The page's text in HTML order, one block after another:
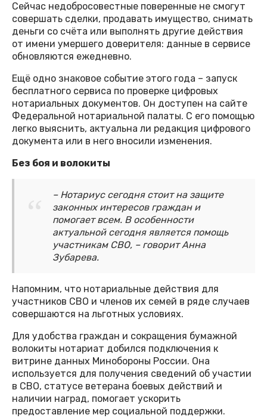
Сейчас недобросовестные поверенные не смогут
совершать сделки, продавать имущество, снимать
деньги со счёта или выполнять другие действия
от имени умершего доверителя: данные в сервисе
обновляются ежедневно.
Ещё одно знаковое событие этого года – запуск
бесплатного сервиса по проверке цифровых
нотариальных документов. Он доступен на сайте
Федеральной нотариальной палаты. С его помощью
легко выяснить, актуальна ли редакция цифрового
документа или в него вносили изменения.
Без боя и волокиты
– Нотариус сегодня стоит на защите
законных интересов граждан и
помогает всем. В особенности
актуальной сегодня является помощь
участникам СВО, – говорит Анна
Зубарева.
Напомним, что нотариальные действия для
участников СВО и членов их семей в ряде случаев
совершаются на льготных условиях.
Для удобства граждан и сокращения бумажной
волокиты нотариат добился подключения к
витрине данных Минобороны России. Она
используется для получения сведений об участии
в СВО, статусе ветерана боевых действий и
наличии наград, помогает ускорить
предоставление мер социальной поддержки.